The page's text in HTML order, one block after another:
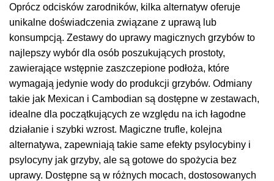
Oprócz odcisków zarodników, kilka alternatyw oferuje
unikalne doświadczenia związane z uprawą lub
konsumpcją. Zestawy do uprawy magicznych grzybów to
najlepszy wybór dla osób poszukujących prostoty,
zawierające wstępnie zaszczepione podłoża, które
wymagają jedynie wody do produkcji grzybów. Odmiany
takie jak Mexican i Cambodian są dostępne w zestawach,
idealne dla początkujących ze względu na ich łagodne
działanie i szybki wzrost. Magiczne trufle, kolejna
alternatywa, zapewniają takie same efekty psylocybiny i
psylocyny jak grzyby, ale są gotowe do spożycia bez
uprawy. Dostępne są w różnych mocach, dostosowanych